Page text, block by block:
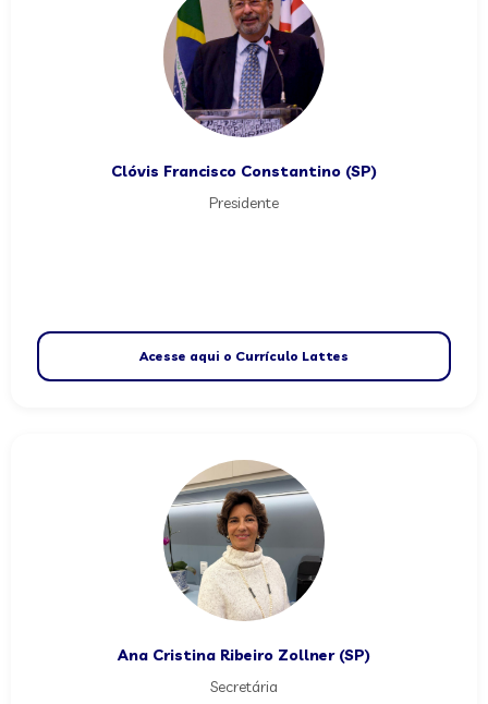
Clóvis Francisco Constantino (SP)
Presidente
Acesse aqui o Currículo Lattes
Ana Cristina Ribeiro Zollner (SP)
Secretária